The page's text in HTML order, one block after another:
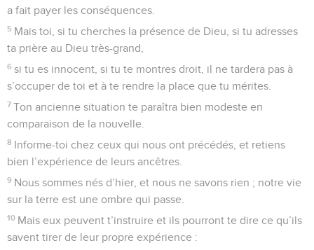
a fait payer les conséquences.
5 Mais toi, si tu cherches la présence de Dieu, si tu adresses
ta prière au Dieu très-grand,
6 si tu es innocent, si tu te montres droit, il ne tardera pas à
s’occuper de toi et à te rendre la place que tu mérites.
7 Ton ancienne situation te paraîtra bien modeste en
comparaison de la nouvelle.
8 Informe-toi chez ceux qui nous ont précédés, et retiens
bien l’expérience de leurs ancêtres.
9 Nous sommes nés d’hier, et nous ne savons rien ; notre vie
sur la terre est une ombre qui passe.
10 Mais eux peuvent t’instruire et ils pourront te dire ce qu’ils
savent tirer de leur propre expérience :